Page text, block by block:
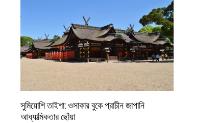
সুমিয়োশি তাইশা: ওসাকার বুকে প্রাচীন জাপানি
আধ্যাত্মিকতার ছোঁয়া